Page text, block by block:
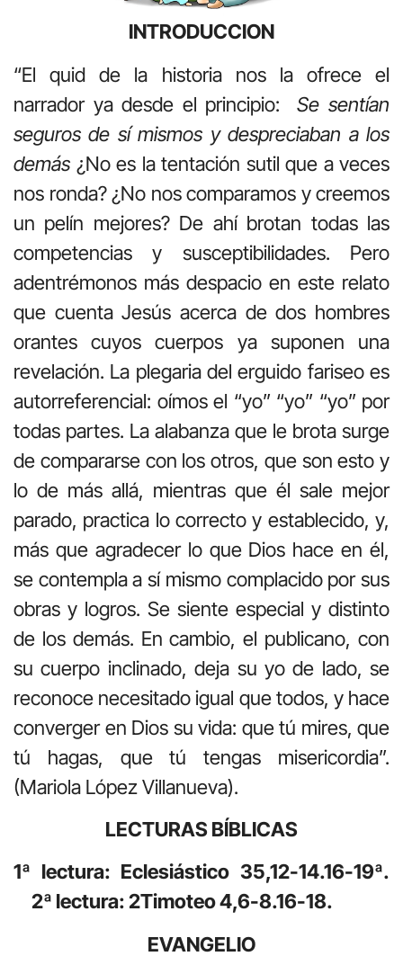
INTRODUCCION
“El quid de la historia nos la ofrece el
narrador ya desde el principio:Se sentían
seguros de sí mismos y despreciaban a los
demás ¿No es la tentación sutil que a veces
nos ronda? ¿No nos comparamos y creemos
un pelín mejores? De ahí brotan todas las
competencias y susceptibilidades. Pero
adentrémonos más despacio en este relato
que cuenta Jesús acerca de dos hombres
orantes cuyos cuerpos ya suponen una
revelación. La plegaria del erguido fariseo es
autorreferencial: oímos el “yo” “yo” “yo” por
todas partes. La alabanza que le brota surge
de compararse con los otros, que son esto y
lo de más allá, mientras que él sale mejor
parado, practica lo correcto y establecido, y,
más que agradecer lo que Dios hace en él,
se contempla a sí mismo complacido por sus
obras y logros. Se siente especial y distinto
de los demás. En cambio, el publicano, con
su cuerpo inclinado, deja su yo de lado, se
reconoce necesitado igual que todos, y hace
converger en Dios su vida: que tú mires, que
tú hagas, que tú tengas misericordia”.
(Mariola López Villanueva).
LECTURAS BÍBLICAS
1ª lectura: Eclesiástico 35,12-14.16-19ª.
2ª lectura: 2Timoteo 4,6-8.16-18.
EVANGELIO